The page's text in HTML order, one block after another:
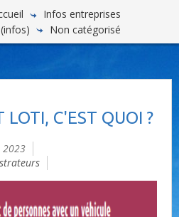
Infos entreprises
Non catégorisé
LOTI, C'EST QUOI ?
2023